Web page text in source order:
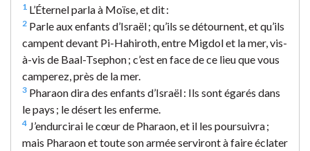
1 L’Éternel parla à Moïse, et dit :
2 Parle aux enfants d’Israël ; qu’ils se détournent, et qu’ils
campent devant Pi-Hahiroth, entre Migdol et la mer, vis-
à-vis de Baal-Tsephon ; c’est en face de ce lieu que vous
camperez, près de la mer.
3 Pharaon dira des enfants d’Israël : Ils sont égarés dans
le pays ; le désert les enferme.
4 J’endurcirai le cœur de Pharaon, et il les poursuivra ;
mais Pharaon et toute son armée serviront à faire éclater